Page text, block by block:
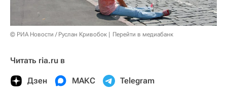
© РИА Новости / Руслан Кривобок Перейти в медиабанк
Читать ria.ru в
Дзен МАКС Telegram